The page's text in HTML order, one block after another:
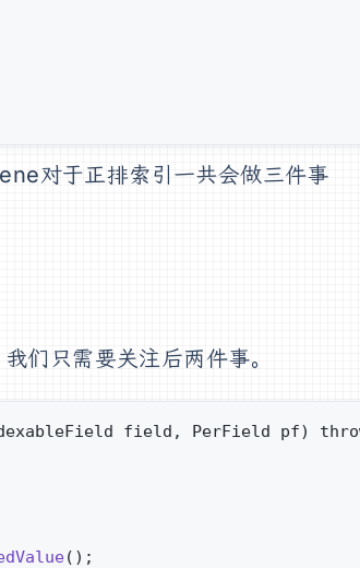
对于正排索引一共会做三件事
们只需要关注后两件事。
field, PerField pf)
();